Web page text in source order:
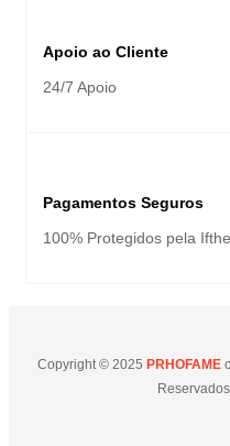
Apoio ao Cliente
24/7 Apoio
Pagamentos Seguros
100% Protegidos pela
Copyright © 2025 PRHOFAME